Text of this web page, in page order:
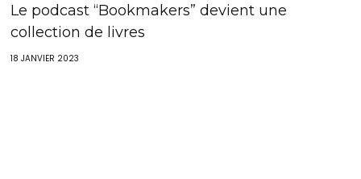
Le podcast “Bookmakers” devient une
collection de livres
18 JANVIER 2023